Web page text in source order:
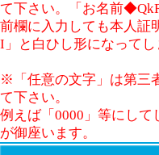
て下さい。「お名前
前欄に入力しても本人証
I」と白ひし形になってし
※「任意の文字」は第三
て下さい。
例えば「0000」等にし
が御座います。